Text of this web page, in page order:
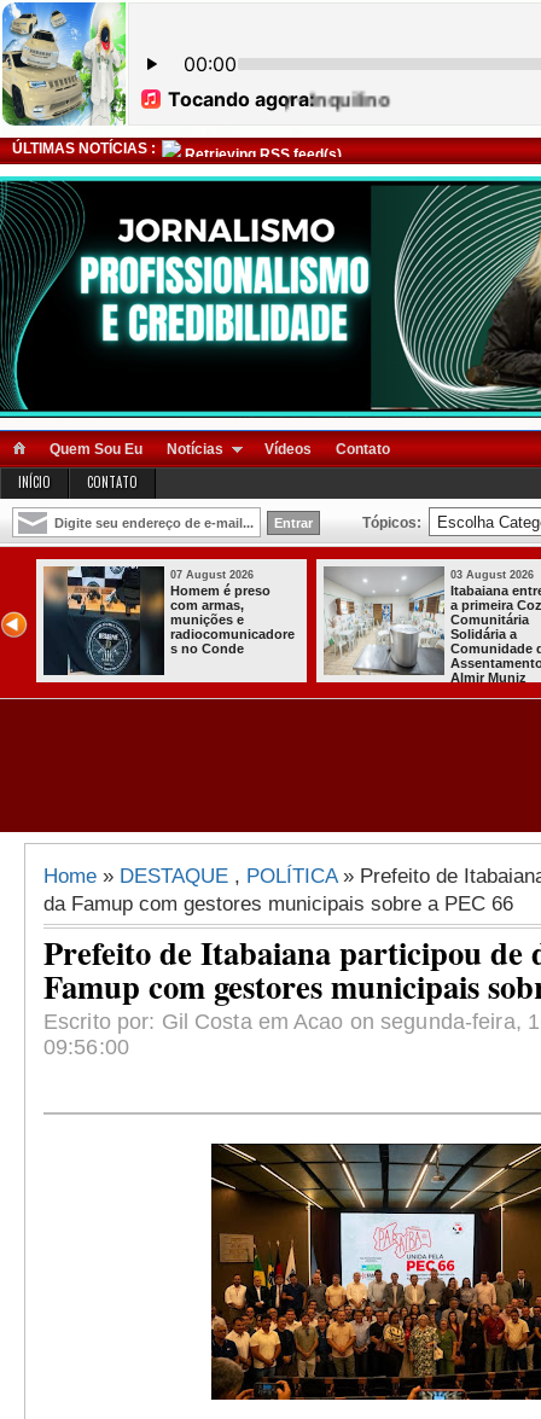
ÚLTIMAS NOTÍCIAS : Retrieving RSS feed(s)
Quem Sou Eu Notícias Vídeos Contato
INÍCIO CONTATO
Tópicos:
07 August 2026
Homem é preso
com armas,
munições e
radiocomunicadore
s no Conde
03 August 2026
Itabaiana
a primeira
Comunitária
Solidária a
Comunidade
Almir Muniz
Home » DESTAQUE , POLÍTICA» Prefeito de
da Famup com gestores municipais sobre a PEC 66
Prefeito de Itabaiana participou de
Famup com gestores municipais
Escrito por: Gil Costa em Acao on segunda-feira,
09:56:00